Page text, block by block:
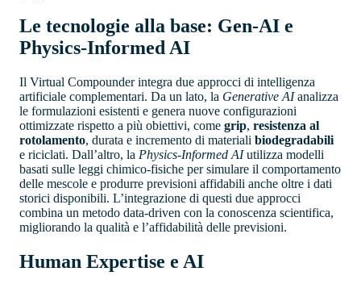
Le tecnologie alla base: Gen-AI e
Physics-Informed AI
Il Virtual Compounder integra due approcci di intelligenza
artificiale complementari. Da un lato, la Generative AIanalizza
le formulazioni esistenti e genera nuove configurazioni
ottimizzate rispetto a più obiettivi, come grip, resistenza al
rotolamento, durata e incremento di materiali biodegradabili
e riciclati. Dall’altro, la Physics-Informed AIutilizza modelli
basati sulle leggi chimico-fisiche per simulare il comportamento
delle mescole e produrre previsioni affidabili anche oltre i dati
storici disponibili. L’integrazione di questi due approcci
combina un metodo data-driven con la conoscenza scientifica,
migliorando la qualità e l’affidabilità delle previsioni.
Human Expertise e AI